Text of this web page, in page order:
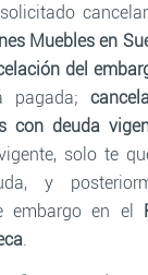
Muebles en
del
pagada;
con deuda
solo te
y
embargo en el